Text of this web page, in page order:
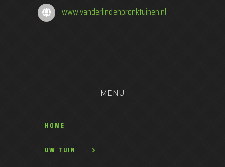
www.vanderlindenpronktuinen.nl
MENU
HOME
UW TUIN